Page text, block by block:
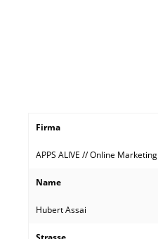
Firma
APPS ALIVE // Online Marketing
Name
Hubert Assai